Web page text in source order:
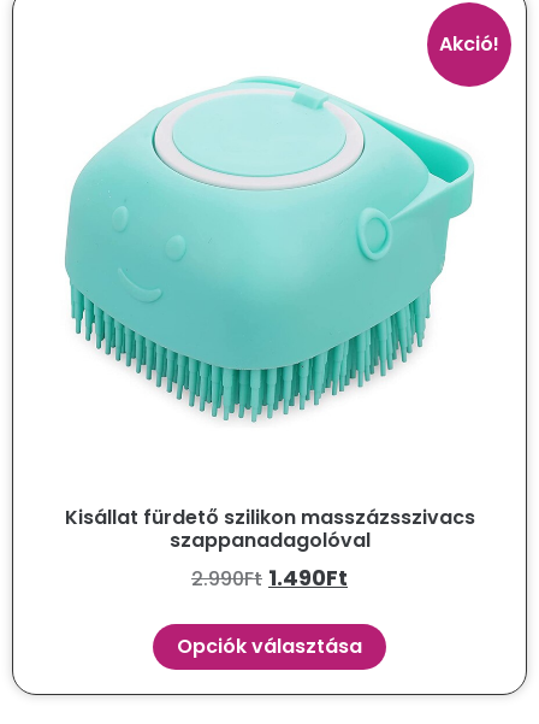
Akció!
Kisállat fürdető szilikon masszázsszivacs
szappanadagolóval
2.990Ft 1.490Ft
Opciók választása